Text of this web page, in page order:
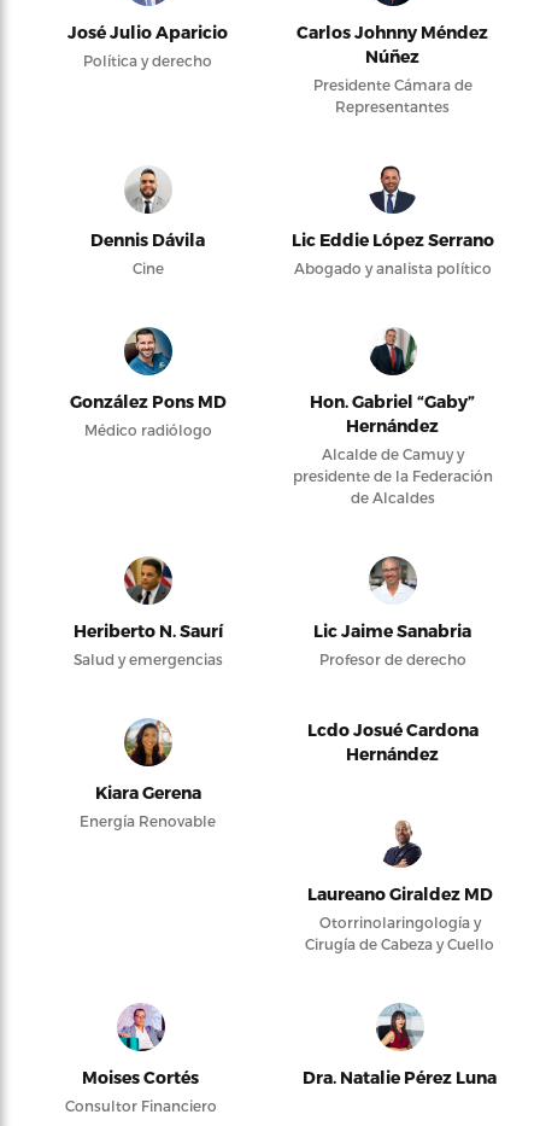
José Julio Aparicio
Política y derecho
Carlos Johnny Méndez
Núñez
Presidente Cámara de
Representantes
Dennis Dávila
Cine
Lic Eddie López Serrano
Abogado y analista político
González Pons MD
Médico radiólogo
Hon. Gabriel “Gaby”
Hernández
Alcalde de Camuy y
presidente de la Federación
de Alcaldes
Heriberto N. Saurí
Salud y emergencias
Lic Jaime Sanabria
Profesor de derecho
Kiara Gerena
Energía Renovable
Lcdo Josué Cardona
Hernández
Laureano Giraldez MD
Otorrinolaringología y
Cirugía de Cabeza y Cuello
Moises Cortés
Consultor Financiero
Dra. Natalie Pérez Luna